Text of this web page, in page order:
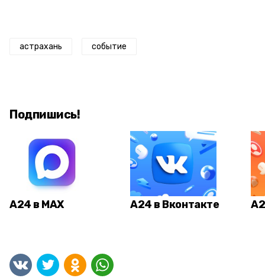
астрахань событие
Подпишись!
А24 в MAX А24 в Вконтакте